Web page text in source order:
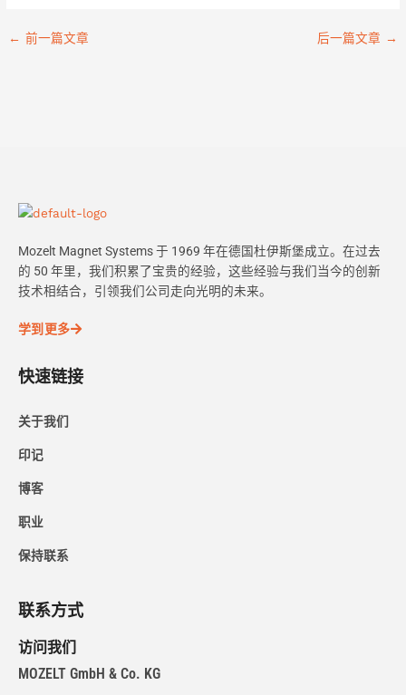
← 前一篇文章 后一篇文章 →
Mozelt Magnet Systems 于 1969 年在德国杜伊斯堡成立。在过去
的 50 年里，我们积累了宝贵的经验，这些经验与我们当今的创新
技术相结合，引领我们公司走向光明的未来。
学到更多
快速链接
关于我们
印记
博客
职业
保持联系
联系方式
访问我们
MOZELT GmbH & Co. KG